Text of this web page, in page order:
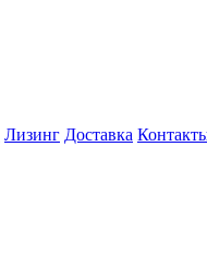
Лизинг Доставка